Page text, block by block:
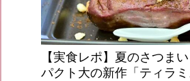
【実食レポ】夏のさつま
パクト大の新作「ティラ